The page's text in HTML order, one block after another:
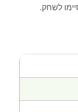
לשחק.